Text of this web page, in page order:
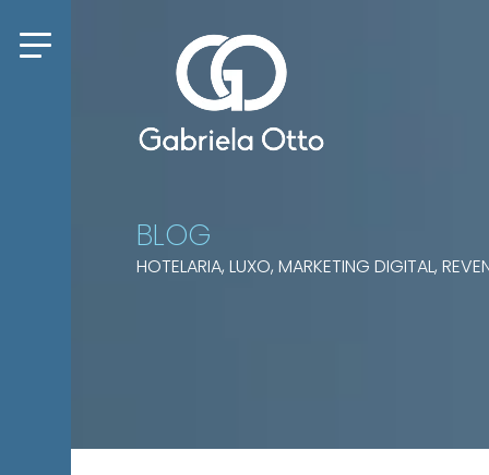
BLOG
HOTELARIA, LUXO, MARKETING DIGITAL,